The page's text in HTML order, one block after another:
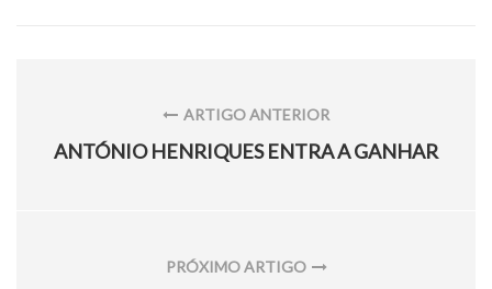
artigos
ARTIGO ANTERIOR
ARTIGO
ANTÓNIO HENRIQUES ENTRA A GANHAR
PRÓXIMO ARTIGO